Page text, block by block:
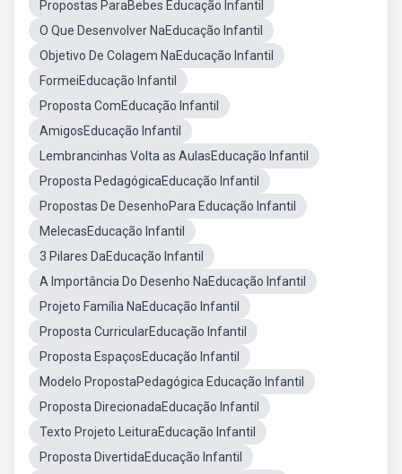
Propostas ParaBebes Educação Infantil
O Que Desenvolver NaEducação Infantil
Objetivo De Colagem NaEducação Infantil
FormeiEducação Infantil
Proposta ComEducação Infantil
AmigosEducação Infantil
Lembrancinhas Volta as AulasEducação Infantil
Proposta PedagógicaEducação Infantil
Propostas De DesenhoPara Educação Infantil
MelecasEducação Infantil
3 Pilares DaEducação Infantil
A Importância Do Desenho NaEducação Infantil
Projeto Família NaEducação Infantil
Proposta CurricularEducação Infantil
Proposta EspaçosEducação Infantil
Modelo PropostaPedagógica Educação Infantil
Proposta DirecionadaEducação Infantil
Texto Projeto LeituraEducação Infantil
Proposta DivertidaEducação Infantil